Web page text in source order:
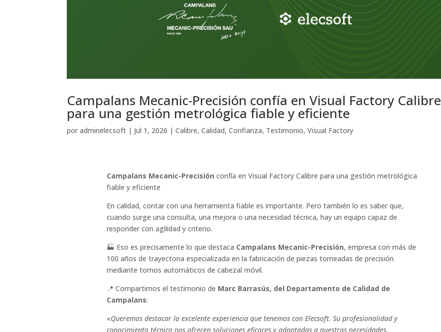
Campalans Mecanic-Precisión confía en Visual Factory Calibre
para una gestión metrológica fiable y eficiente
poradminelecsoft | Jul 1, 2026 |Calibre,Calidad,Confianza, Testimonio,Visual Factory
Campalans Mecanic-Precisión confía en Visual Factory Calibre para una gestión metrológica
fiable y eficiente
En calidad, contar con una herramienta fiable es importante. Pero también lo es saber que,
cuando surge una consulta, una mejora o una necesidad técnica, hay un equipo capaz de
responder con agilidad y criterio.
🏭 Eso es precisamente lo que destaca Campalans Mecanic-Precisión, empresa con más de
100 años de trayectoria especializada en la fabricación de piezas torneadas de precisión
mediante tornos automáticos de cabezal móvil.
📍 Compartimos el testimonio de Marc Barrasús, del Departamento de Calidad de
Campalans:
«Queremos destacar la excelente experiencia que tenemos con Elecsoft. Su profesionalidad y
conocimiento técnico nos ofrecen soluciones eficaces y adaptadas a nuestras necesidades.